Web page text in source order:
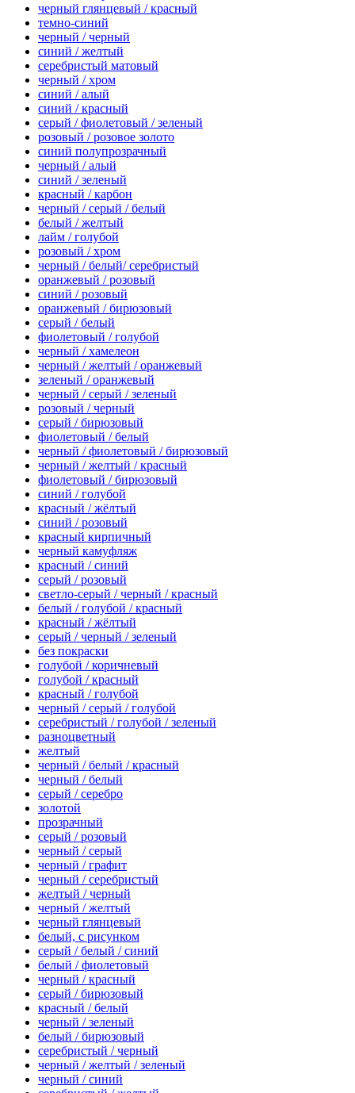
черный глянцевый / красный
темно-синий
черный / черный
синий / желтый
серебристый матовый
черный / хром
синий / алый
синий / красный
серый / фиолетовый / зеленый
розовый / розовое золото
синий полупрозрачный
черный / алый
синий / зеленый
красный / карбон
черный / серый / белый
белый / желтый
лайм / голубой
розовый / хром
черный / белый/ серебристый
оранжевый / розовый
синий / розовый
оранжевый / бирюзовый
серый / белый
фиолетовый / голубой
черный / хамелеон
черный / желтый / оранжевый
зеленый / оранжевый
черный / серый / зеленый
розовый / черный
серый / бирюзовый
фиолетовый / белый
черный / фиолетовый / бирюзовый
черный / желтый / красный
фиолетовый / бирюзовый
синий / голубой
красный / жёлтый
синий / розовый
красный кирпичный
черный камуфляж
красный / синий
серый / розовый
светло-серый / черный / красный
белый / голубой / красный
красный / жёлтый
серый / черный / зеленый
без покраски
голубой / коричневый
голубой / красный
красный / голубой
черный / серый / голубой
серебристый / голубой / зеленый
разноцветный
желтый
черный / белый / красный
черный / белый
серый / серебро
золотой
прозрачный
серый / розовый
черный / серый
черный / графит
черный / серебристый
желтый / черный
черный / желтый
черный глянцевый
белый, с рисунком
серый / белый / синий
белый / фиолетовый
черный / красный
серый / бирюзовый
красный / белый
черный / зеленый
белый / бирюзовый
серебристый / черный
черный / желтый / зеленый
черный / синий